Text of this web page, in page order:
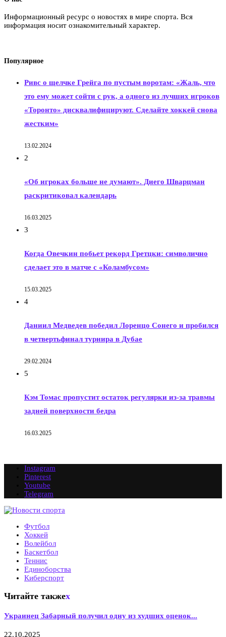
Информационный ресурс о новостях в мире спорта. Вся
информация носит ознакомительный характер.
Популярное
Ривс о щелчке Грейга по пустым воротам: «Жаль, что
это ему может сойти с рук, а одного из лучших игроков
«Торонто» дисквалифицируют. Сделайте хоккей снова
жестким»
13.02.2024
2
«Об игроках больше не думают». Диего Шварцман
раскритиковал календарь
16.03.2025
3
Когда Овечкин побьет рекорд Гретцки: символично
сделает это в матче с «Коламбусом»
15.03.2025
4
Даниил Медведев победил Лоренцо Сонего и пробился
в четвертьфинал турнира в Дубае
29.02.2024
5
Кэм Томас пропустит остаток регулярки из-за травмы
задней поверхности бедра
16.03.2025
Instagram
Pinterest
Youtube
Telegram
Футбол
Хоккей
Волейбол
Баскетбол
Теннис
Единоборства
Киберспорт
Читайте такжеx
Украинец Забарный получил одну из худших оценок...
22.10.2025